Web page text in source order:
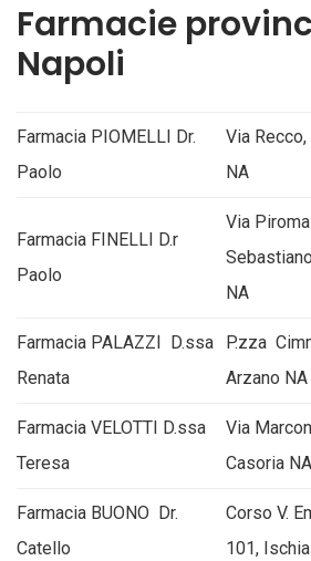
Farmacie
Napoli
Farmacia PIOMELLI Dr.
Paolo
Via
NA
Farmacia FINELLI D.r
Paolo
Via
NA
Farmacia PALAZZI D.ssa
Renata
P.zza
Arzano NA
Farmacia VELOTTI D.ssa
Teresa
Via
Casoria NA
Farmacia BUONO Dr.
Catello
Corso V.
101,